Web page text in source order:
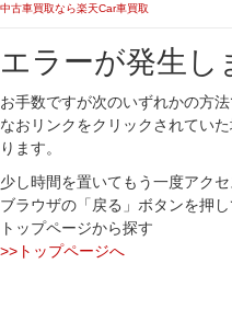
中古車買取なら楽天Car車買取
エラーが発生し
お手数ですが次のいずれかの方
なおリンクをクリックされてい
ります。
少し時間を置いてもう一度アクセ
ブラウザの「戻る」ボタンを押
トップページから探す
>>トップページへ